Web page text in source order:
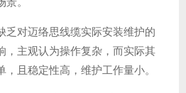
乏对迈络思线缆实际安装维护的
，主观认为操作复杂，而实际其
且稳定性高，维护工作量小。